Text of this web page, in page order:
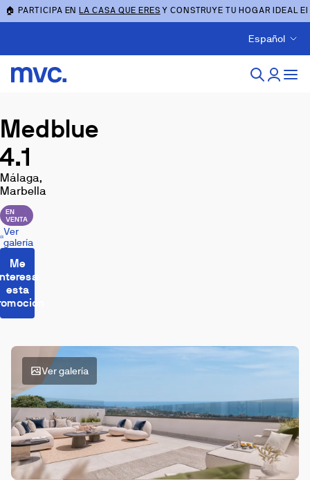
🏠 PARTICIPA ENLA CASA QUE ERES Y CONSTRUYE TU HOGAR IDEAL
Español
Medblue
4.1
Málaga,
Marbella
EN
VENTA
Ver
galería
Me
esta
Ver galería